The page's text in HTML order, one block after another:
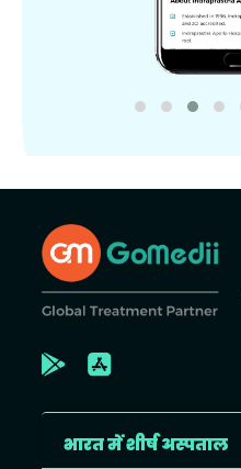
भारत में शीर्ष अस्पताल